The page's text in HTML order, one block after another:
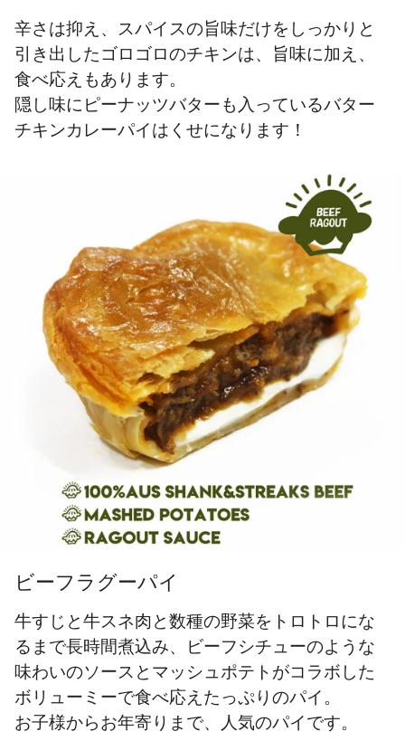
辛さは抑え、スパイスの旨味だけをしっかりと
引き出したゴロゴロのチキンは、旨味に加え、
食べ応えもあります。
隠し味にピーナッツバターも入っているバター
チキンカレーパイはくせになります！
ビーフラグーパイ
牛すじと牛スネ肉と数種の野菜をトロトロにな
るまで長時間煮込み、ビーフシチューのような
味わいのソースとマッシュポテトがコラボした
ボリューミーで食べ応えたっぷりのパイ。
お子様からお年寄りまで、人気のパイです。